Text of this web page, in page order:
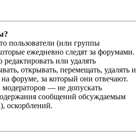
пользователи (или группы
ежедневно следят за форумами.
или удалять
открывать, перемещать, удалять и
форуме, за который они отвечают.
— не допускать
сообщений обсуждаемым
оскорблений.